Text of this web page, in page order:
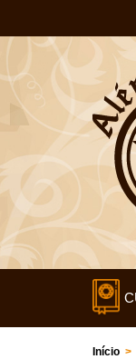
Início >